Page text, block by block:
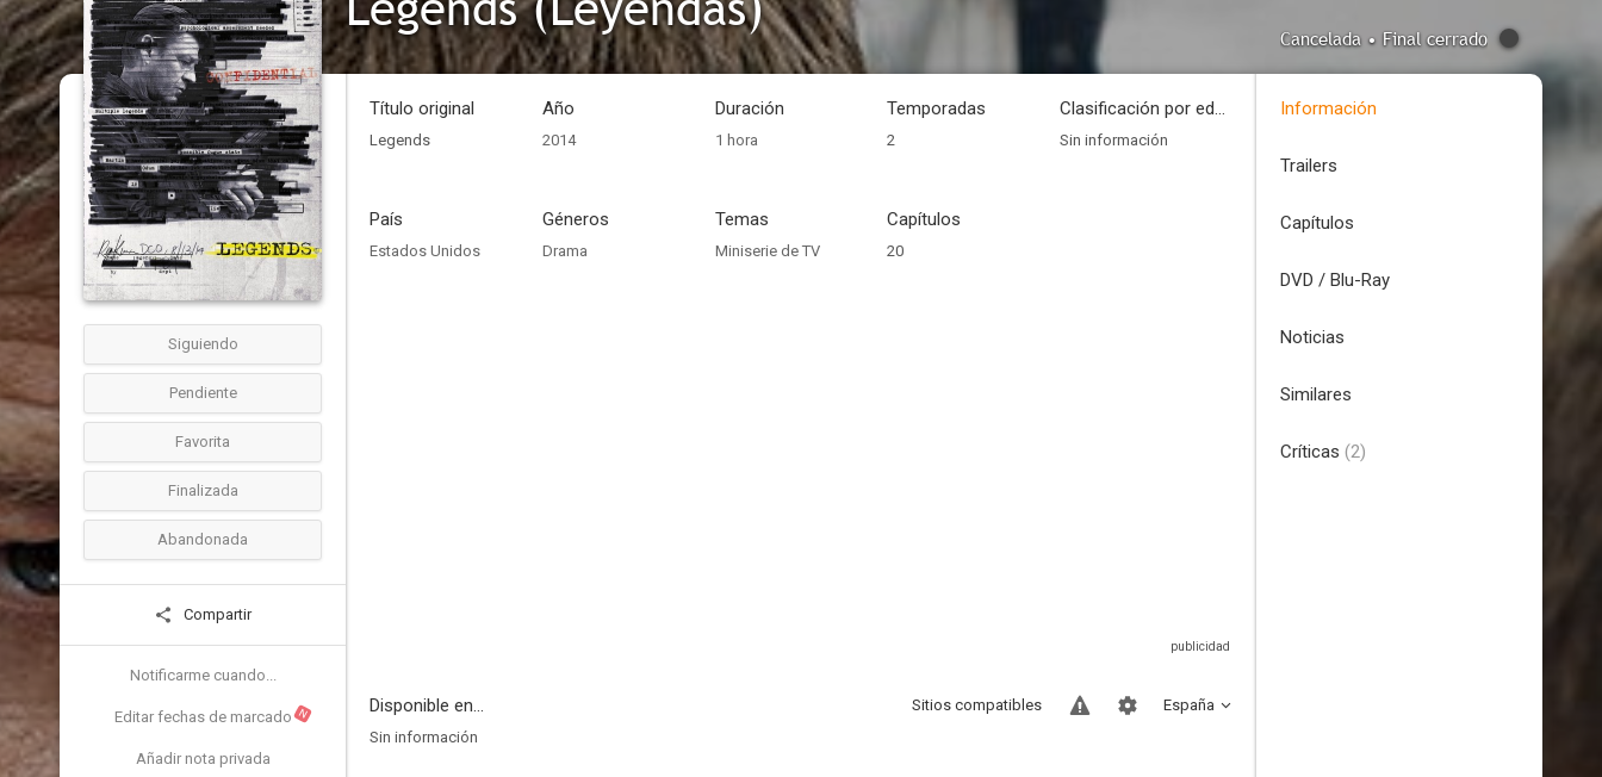
Cancelada • Final cerrado
Siguiendo
Pendiente
Favorita
Finalizada
Abandonada
Compartir
Notificarme cuando...
Editar fechas de marcado N
Añadir nota privada
Título original
Legends
Año
2014
Duración
1 hora
Temporadas
2
Clasificación por edades
Sin información
País
Estados Unidos
Géneros
Drama
Temas
Miniserie de TV
Capítulos
20
Disponible en... España
Sitios compatibles
Sin información
Información
Trailers
Capítulos
DVD / Blu-Ray
Noticias
Similares
Críticas (2)